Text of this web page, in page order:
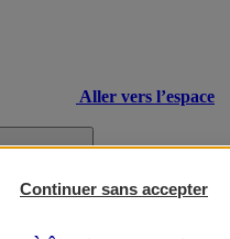
Aller vers l’espace
Continuer sans accepter